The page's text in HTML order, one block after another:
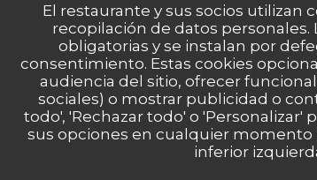
El restaurante y sus socios utilizan
recopilación de datos personales.
obligatorias y se instalan por
consentimiento. Estas cookies
audiencia del sitio, ofrecer
sociales) o mostrar publicidad o
todo', 'Rechazar todo' o 'Personalizar'
sus opciones en cualquier momento
inferior
4 SERVICIO: 4/5
2